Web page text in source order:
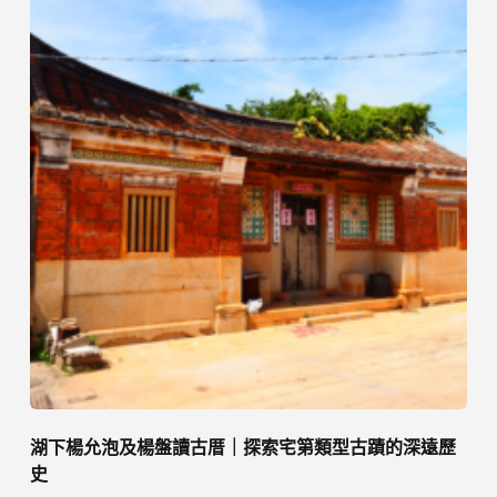
湖下楊允泡及楊盤讀古厝｜探索宅第類型古蹟的深遠歷
史